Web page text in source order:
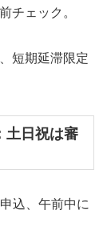
チェック。
短期延滞限定
土日祝は審
込、午前中に